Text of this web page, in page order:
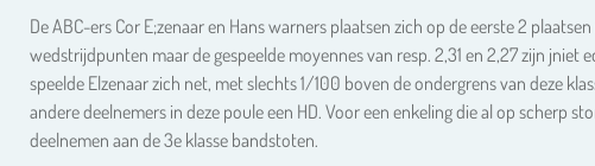
De ABC-ers Cor E;zenaar en Hans warners plaatsen zich op de eerste 2
wedstrijdpunten maar de gespeelde moyennes van resp. 2,31 en 2,27 zijn jniet
speelde Elzenaar zich net, met slechts 1/100 boven de ondergrens van deze
andere deelnemers in deze poule een HD. Voor een enkeling die al op scherp
deelnemen aan de 3e klasse bandstoten.